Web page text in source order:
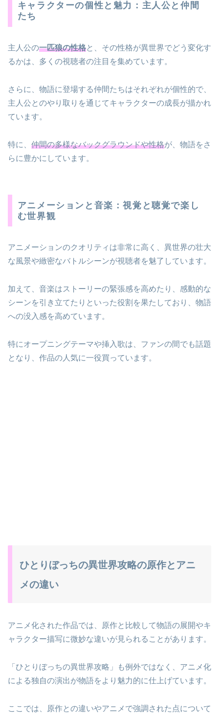
キャラクターの個性と魅力：主人公と仲間
たち
主人公の一匹狼の性格と、その性格が異世界でどう変化す
るかは、多くの視聴者の注目を集めています。
さらに、物語に登場する仲間たちはそれぞれが個性的で、
主人公とのやり取りを通じてキャラクターの成長が描かれ
ています。
特に、 仲間の多様なバックグラウンドや性格が、物語をさ
らに豊かにしています。
アニメーションと音楽：視覚と聴覚で楽し
む世界観
アニメーションのクオリティは非常に高く、異世界の壮大
な風景や緻密なバトルシーンが視聴者を魅了しています。
加えて、音楽はストーリーの緊張感を高めたり、感動的な
シーンを引き立てたりといった役割を果たしており、物語
への没入感を高めています。
特にオープニングテーマや挿入歌は、ファンの間でも話題
となり、作品の人気に一役買っています。
ひとりぼっちの異世界攻略の原作とアニ
メの違い
アニメ化された作品では、原作と比較して物語の展開やキ
ャラクター描写に微妙な違いが見られることがあります。
「ひとりぼっちの異世界攻略」も例外ではなく、アニメ化
による独自の演出が物語をより魅力的に仕上げています。
ここでは、原作との違いやアニメで強調された点について